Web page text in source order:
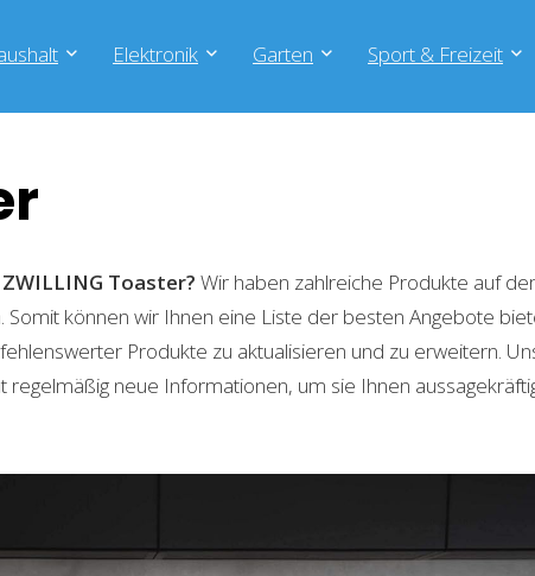
Elektronik Garten Sport & Freizeit
Toaster? Wir haben zahlreiche Produkte auf
können wir Ihnen eine Liste der besten Angebote
Produkte zu aktualisieren und zu erweitern.
neue Informationen, um sie Ihnen